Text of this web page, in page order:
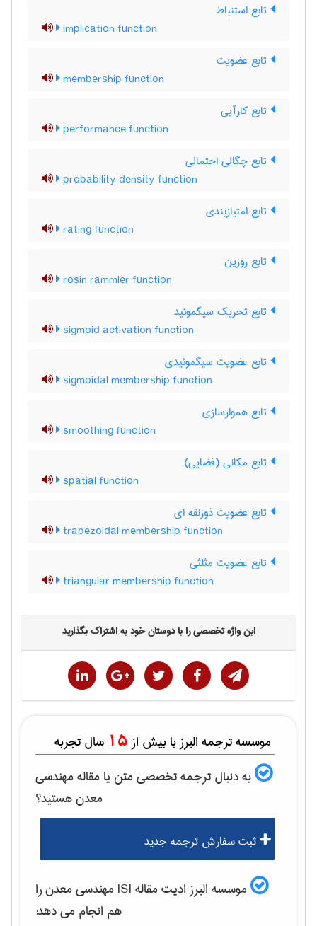
تابع استنباط
implication function
تابع عضویت
membership function
تابع کارآیی
performance function
تابع چگالی احتمالی
probability density function
تابع امتیازبندی
rating function
تابع روزین
rosin rammler function
تابع تحریک سیگموئید
sigmoid activation function
تابع عضویت سیگموئیدی
sigmoidal membership function
تابع هموارسازی
smoothing function
تابع مکانی (فضایی)
spatial function
تابع عضویت ذوزنقه ای
trapezoidal membership function
تابع عضویت مثلثی
triangular membership function
این واژه تخصصی را با دوستان خود به اشتراک بگذارید
موسسه ترجمه البرز با بیش از 15 سال تجربه
به دنبال ترجمه تخصصی متن یا مقالهمهندسی
معدنهستید؟
ثبت سفارش ترجمه جدید
موسسه البرز ادیت مقاله ISI مهندسی معدنرا
هم انجام می دهد: